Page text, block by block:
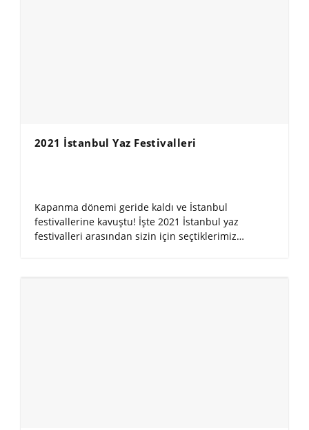
2021 İstanbul Yaz Festivalleri
Kapanma dönemi geride kaldı ve İstanbul
festivallerine kavuştu! İşte 2021 İstanbul yaz
festivalleri arasından sizin için seçtiklerimiz…